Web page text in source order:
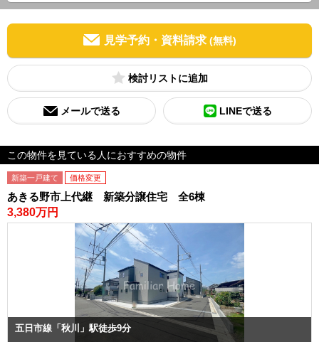
見学予約・資料請求 (無料)
検討リスト
メールで送る LINEで送る
この物件を見ている人におすすめの物件
新築一戸建て 価格変更
あきる野市上代継 新築分譲住宅 全6棟
3,380万円
五日市線「秋川」駅徒歩9分